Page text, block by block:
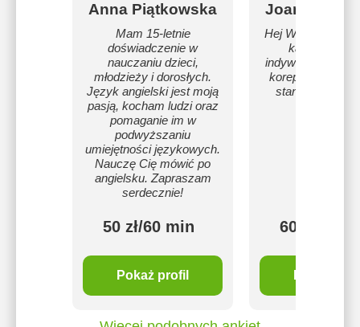
Anna Piątkowska
Mam 15-letnie
doświadczenie w
nauczaniu dzieci,
młodzieży i dorosłych.
Język angielski jest moją
pasją, kocham ludzi oraz
pomaganie im w
podwyższaniu
umiejętności językowych.
Nauczę Cię mówić po
angielsku. Zapraszam
serdecznie!
50 zł/60 min
Pokaż profil
Joanna
Hej Wam!
każdego
indywidualnie.
korepetycje
standardami,
60 zł/60